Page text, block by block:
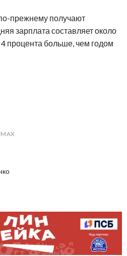
прежнему получают
зарплата составляет около
процента больше, чем годом